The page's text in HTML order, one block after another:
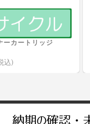
ーカートリッジ
込)